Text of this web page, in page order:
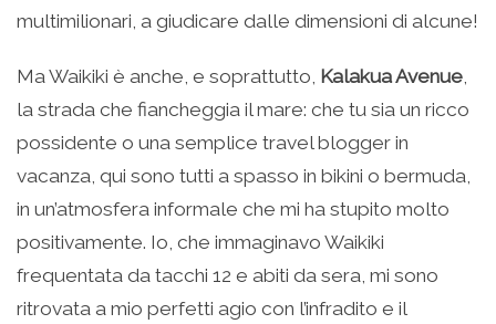
multimilionari, a giudicare dalle dimensioni di alcune!
Ma Waikiki è anche, e soprattutto, Kalakua Avenue
la strada che fiancheggia il mare: che tu sia un ricco
possidente o una semplice travel blogger in
vacanza, qui sono tutti a spasso in bikini o bermuda,
in un’atmosfera informale che mi ha stupito molto
positivamente. Io, che immaginavo Waikiki
frequentata da tacchi 12 e abiti da sera, mi sono
ritrovata a mio perfetti agio con l’infradito e il